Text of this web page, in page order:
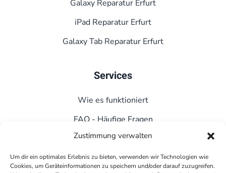
Zustimmung verwalten
Um dir ein optimales Erlebnis zu bieten, verwenden wir Technologien wie
Cookies, um Geräteinformationen zu speichern und/oder darauf zuzugreifen.
Galaxy Reparatur Erfurt
iPad Reparatur Erfurt
Galaxy Tab Reparatur Erfurt
Services
Wie es funktioniert
FAQ - Häufige Fragen
Kontakt
Datenschutz